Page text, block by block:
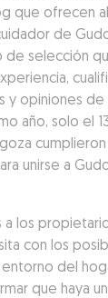
que ofrecen
de
selección
y opiniones
año, solo el
unirse a
a los
con los
del
que haya